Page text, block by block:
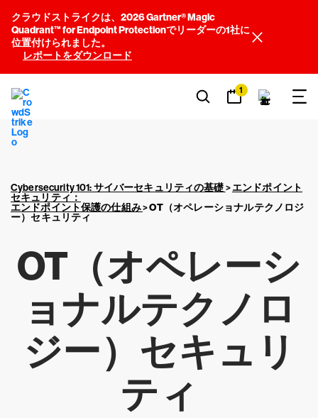
クラウドストライクは、2026 Gartner® Magic
Quadrant™ for Endpoint Protectionでリーダーの1社に
位置付けられました。
レポートをダウンロード
1
Cybersecurity 101: サイバーセキュリティの基礎>エンドポイント
セキュリティ：
エンドポイント保護の仕組み>OT（オペレーショナルテクノロジ
ー）セキュリティ
OT（オペレーシ
ョナルテクノロ
ジー）セキュリ
ティ